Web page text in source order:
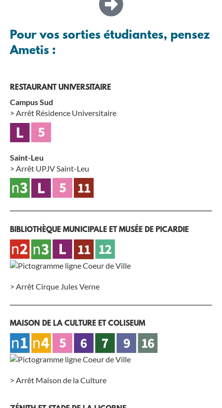
Pour vos sorties étudiantes, pensez
Ametis :
RESTAURANT UNIVERSITAIRE
Campus Sud
> Arrêt Résidence Universitaire
Saint-Leu
> Arrêt UPJV Saint-Leu
BIBLIOTHÈQUE MUNICIPALE ET MUSÉE DE PICARDIE
> Arrêt Cirque Jules Verne
MAISON DE LA CULTURE ET COLISEUM
> Arrêt Maison de la Culture